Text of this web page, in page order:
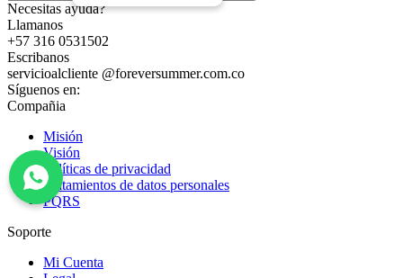
Necesitas ayuda?
Llamanos
+57 316 0531502
Escribanos
servicioalcliente @foreversummer.com.co
Síguenos en:
Compañia
Misión
Visión
Políticas de privacidad
Tratamientos de datos personales
PQRS
Soporte
Mi Cuenta